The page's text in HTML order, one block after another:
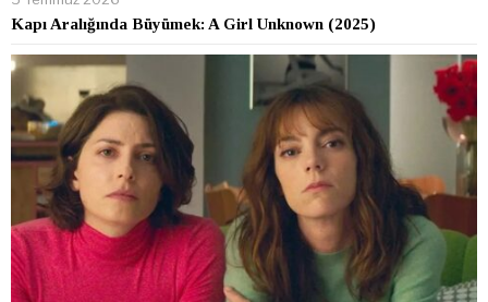
Kapı Aralığında Büyümek: A Girl Unknown (2025)